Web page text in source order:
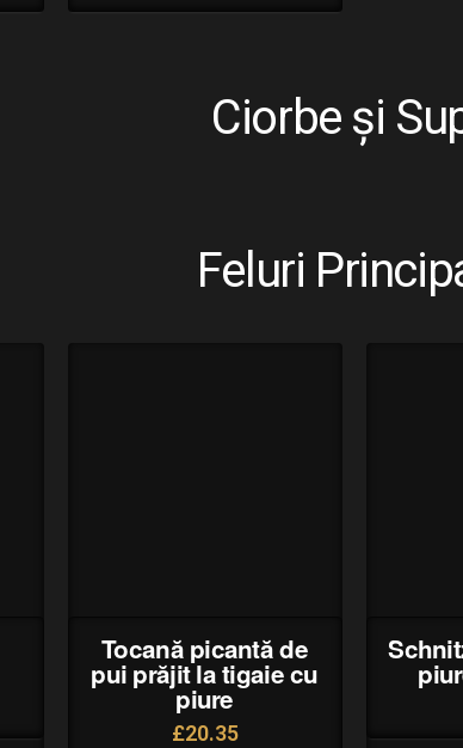
Ciorbe și
Feluri
Tocană picantă de
pui prăjit la tigaie cu
piure
£20.35